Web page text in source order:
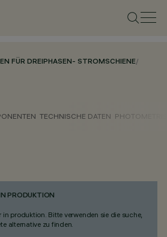
FÜR DREIPHASEN- STROMSCHIENE/
TECHNISCHE DATEN
PRODUKTION
produktion. Bitte verwenden sie die suche,
alternative zu finden.